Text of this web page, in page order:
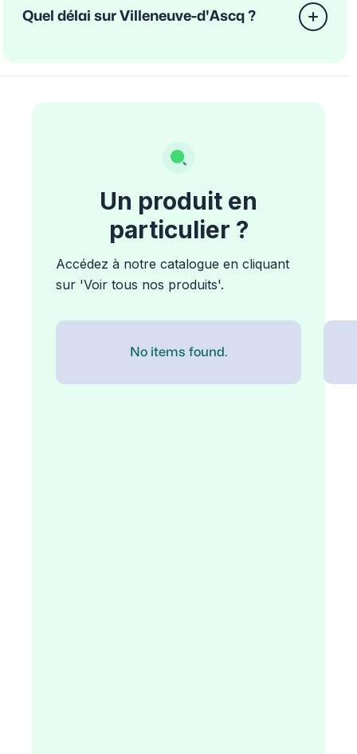
Quel délai sur Villeneuve-d'Ascq ?
Un produit en
particulier ?
Accédez à notre catalogue en cliquant
sur 'Voir tous nos produits'.
No items found.